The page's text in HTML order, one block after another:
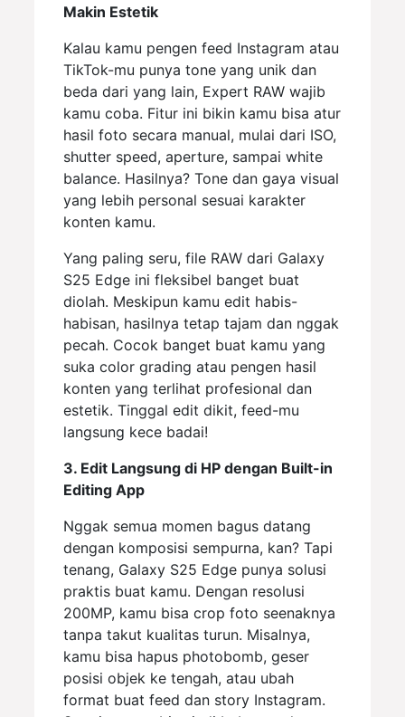
Makin Estetik
Kalau kamu pengen feed Instagram atau
TikTok-mu punya tone yang unik dan
beda dari yang lain, Expert RAW wajib
kamu coba. Fitur ini bikin kamu bisa atur
hasil foto secara manual, mulai dari ISO,
shutter speed, aperture, sampai white
balance. Hasilnya? Tone dan gaya visual
yang lebih personal sesuai karakter
konten kamu.
Yang paling seru, file RAW dari Galaxy
S25 Edge ini fleksibel banget buat
diolah. Meskipun kamu edit habis-
habisan, hasilnya tetap tajam dan nggak
pecah. Cocok banget buat kamu yang
suka color grading atau pengen hasil
konten yang terlihat profesional dan
estetik. Tinggal edit dikit, feed-mu
langsung kece badai!
3. Edit Langsung di HP dengan Built-in
Editing App
Nggak semua momen bagus datang
dengan komposisi sempurna, kan? Tapi
tenang, Galaxy S25 Edge punya solusi
praktis buat kamu. Dengan resolusi
200MP, kamu bisa crop foto seenaknya
tanpa takut kualitas turun. Misalnya,
kamu bisa hapus photobomb, geser
posisi objek ke tengah, atau ubah
format buat feed dan story Instagram.